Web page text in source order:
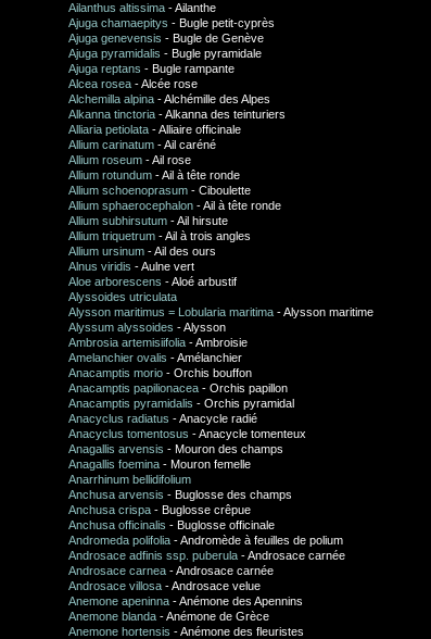
Ailanthus altissima - Ailanthe
Ajuga chamaepitys - Bugle petit-cyprès
Ajuga genevensis - Bugle de Genève
Ajuga pyramidalis - Bugle pyramidale
Ajuga reptans - Bugle rampante
Alcea rosea - Alcée rose
Alchemilla alpina - Alchémille des Alpes
Alkanna tinctoria - Alkanna des teinturiers
Alliaria petiolata - Alliaire officinale
Allium carinatum - Ail caréné
Allium roseum - Ail rose
Allium rotundum - Ail à tête ronde
Allium schoenoprasum - Ciboulette
Allium sphaerocephalon - Ail à tête ronde
Allium subhirsutum - Ail hirsute
Allium triquetrum - Ail à trois angles
Allium ursinum - Ail des ours
Alnus viridis - Aulne vert
Aloe arborescens - Aloé arbustif
Alyssoides utriculata
Alysson maritimus = Lobularia maritima - Alysson maritime
Alyssum alyssoides - Alysson
Ambrosia artemisiifolia - Ambroisie
Amelanchier ovalis - Amélanchier
Anacamptis morio - Orchis bouffon
Anacamptis papilionacea - Orchis papillon
Anacamptis pyramidalis - Orchis pyramidal
Anacyclus radiatus - Anacycle radié
Anacyclus tomentosus - Anacycle tomenteux
Anagallis arvensis - Mouron des champs
Anagallis foemina - Mouron femelle
Anarrhinum bellidifolium
Anchusa arvensis - Buglosse des champs
Anchusa crispa - Buglosse crêpue
Anchusa officinalis - Buglosse officinale
Andromeda polifolia - Andromède à feuilles de polium
Androsace adfinis ssp. puberula - Androsace carnée
Androsace carnea - Androsace carnée
Androsace villosa - Androsace velue
Anemone apeninna - Anémone des Apennins
Anemone blanda - Anémone de Grèce
Anemone hortensis - Anémone des fleuristes